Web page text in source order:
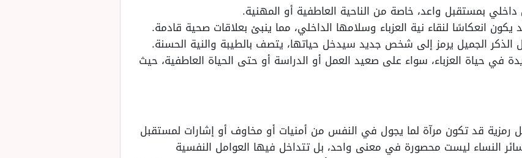
بمستقبل واعد، خاصة من الناحية العاطفية أو المهنية.
انعكاسًا لنقاء نية العزباء وسلامها الداخلي، مما ينبئ بعلاقات صحية قادمة.
الذكر الجميل يرمز إلى شخص جديد سيدخل حياتها، يتصف بالطيبة والنية الحسنة.
في حياة العزباء، سواء على صعيد العمل أو الدراسة أو حتى الحياة العاطفية، حيث
رمزية قد تكون مرآة لما يجول في النفس من أمنيات أو مخاوف أو إشارات لمستقبل
النساء ليست محصورة في معنى واحد، بل تتداخل فيها العوامل النفسية